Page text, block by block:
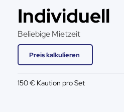
Individuell
Beliebige Mietzeit
Preis kalkulieren
150 € Kaution pro Set